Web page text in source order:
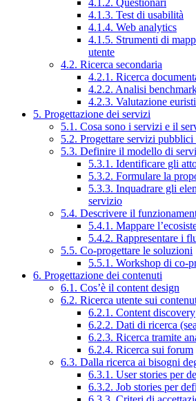
4.1.3. Test di usabilità
4.1.4. Web analytics
4.1.5. Strumenti di
utente
4.2. Ricerca secondaria
4.2.1. Ricerca
4.2.2. Analisi
4.2.3. Valutazione
5. Progettazione dei servizi
5.1. Cosa sono i servizi e il
5.2. Progettare servizi
5.3. Definire il modello di
5.3.1. Identificare gli
5.3.2. Formulare la
5.3.3. Inquadrare gli
servizio
5.4. Descrivere il
5.4.1. Mappare
5.4.2. Rappresentare i
5.5. Co-progettare le soluzioni
5.5.1. Workshop di co-
6. Progettazione dei contenuti
6.1. Cos’è il content design
6.2. Ricerca utente sui
6.2.1. Content discovery
6.2.2. Dati di ricerca
6.2.3. Ricerca tramite
6.2.4. Ricerca sui forum
6.3. Dalla ricerca ai bisogni
6.3.1. User stories per
6.3.2. Job stories per